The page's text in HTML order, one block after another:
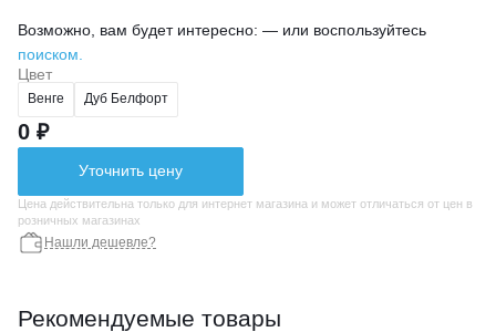
Возможно, вам будет интересно: — или воспользуйтесь
поиском.
Цвет
Венге Дуб Белфорт
0 ₽
Уточнить цену
Цена действительна только для интернет магазина и может отличаться от цен в
розничных магазинах
Нашли дешевле?
Рекомендуемые товары